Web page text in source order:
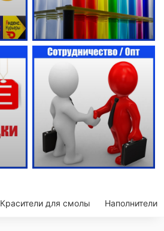
Красители для смолы Наполнители